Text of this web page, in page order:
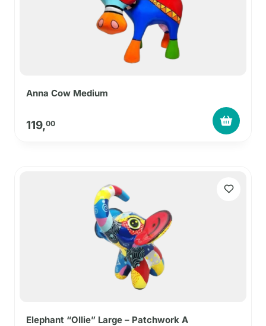
Anna Cow Medium
119,00
Elephant “Ollie” Large – Patchwork A